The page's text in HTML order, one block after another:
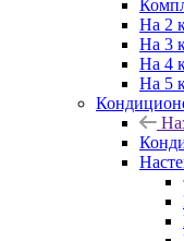
На 2
На 3
На 4
На 5